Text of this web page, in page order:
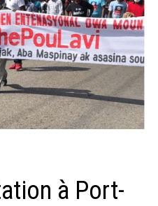
à Port-